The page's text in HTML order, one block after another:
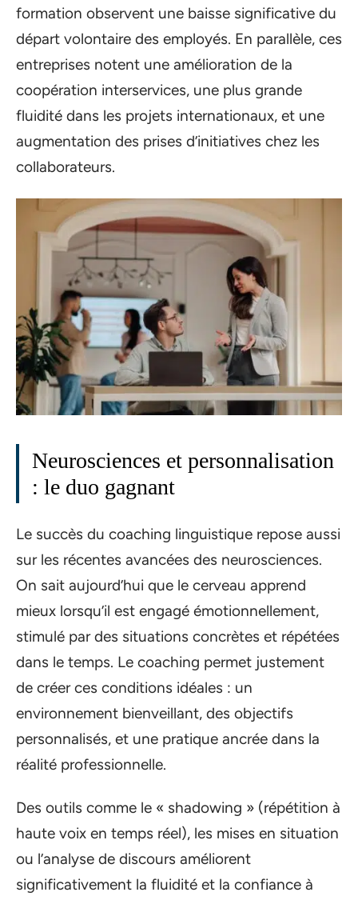
formation observent une baisse significative du
départ volontaire des employés. En parallèle, ces
entreprises notent une amélioration de la
coopération interservices, une plus grande
fluidité dans les projets internationaux, et une
augmentation des prises d’initiatives chez les
collaborateurs.
Neurosciences et personnalisation
: le duo gagnant
Le succès du coaching linguistique repose aussi
sur les récentes avancées des neurosciences.
On sait aujourd’hui que le cerveau apprend
mieux lorsqu’il est engagé émotionnellement,
stimulé par des situations concrètes et répétées
dans le temps. Le coaching permet justement
de créer ces conditions idéales : un
environnement bienveillant, des objectifs
personnalisés, et une pratique ancrée dans la
réalité professionnelle.
Des outils comme le « shadowing » (répétition à
haute voix en temps réel), les mises en situation
ou l’analyse de discours améliorent
significativement la fluidité et la confiance à